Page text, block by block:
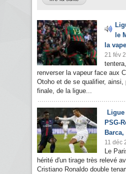
le
la
21 fév
renverser la vapeur face aux
Otoho et de se qualifier, ainsi,
finale, de la ligue...
PSG-
11 déc
Le
hérité d'un tirage très relevé
Cristiano Ronaldo double